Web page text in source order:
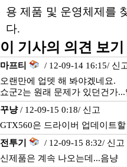
용 제품 및 운영체제를
다.
이 기사의 의견 보기
마프티 / 12-09-14 16:15/ 신
오랜만에 업뎃 해 봐야겠네요.
쇼군2는 원래 문제가 있던건가
꾸냥/ 12-09-15 0:18/ 신고
GTX560은 드라이버 업데이트
전투기
/ 12-09-15 8:32/ 신고
신제품은 계속 나오는데...음냥